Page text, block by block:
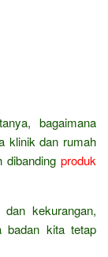
bagaimana
klinik dan rumah
dibanding produk
kekurangan,
badan kita tetap